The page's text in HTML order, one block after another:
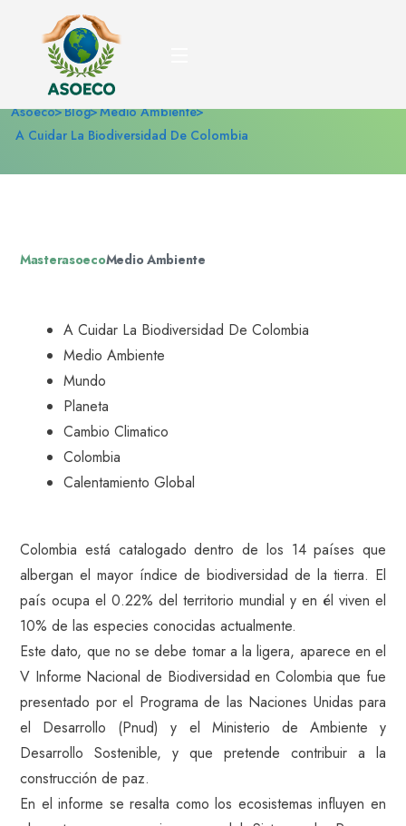
A cuidar la biodiversidad
de Colombia
Asoeco Blog Medio Ambiente
A Cuidar La Biodiversidad De Colombia
MasterasoecoMedio Ambiente
A Cuidar La Biodiversidad De Colombia
Medio Ambiente
Mundo
Planeta
Cambio Climatico
Colombia
Calentamiento Global
Colombia está catalogado dentro de los 14 países que
albergan el mayor índice de biodiversidad de la tierra. El
país ocupa el 0.22% del territorio mundial y en él viven el
10% de las especies conocidas actualmente.
Este dato, que no se debe tomar a la ligera, aparece en el
V Informe Nacional de Biodiversidad en Colombia que fue
presentado por el Programa de las Naciones Unidas para
el Desarrollo (Pnud) y el Ministerio de Ambiente y
Desarrollo Sostenible, y que pretende contribuir a la
construcción de paz.
En el informe se resalta como los ecosistemas influyen en